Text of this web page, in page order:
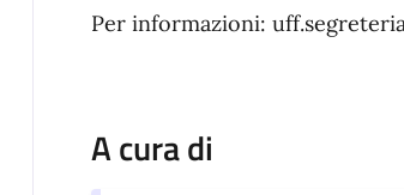
Per informazioni:
A cura di